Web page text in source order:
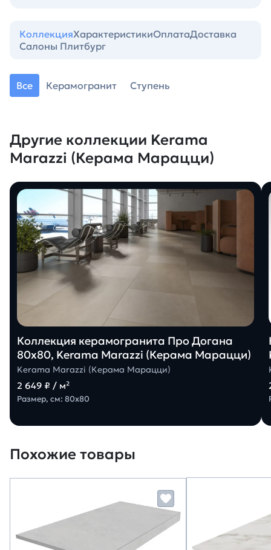
КоллекцияХарактеристикиОплатаДоставка
Салоны Плитбург
Все Керамогранит Ступень
Другие коллекции Kerama
Marazzi (Керама Марацци)
Коллекция керамогранита Про Догана
80х80, Kerama Marazzi (Керама Марацци)
Kerama Marazzi (Керама Марацци)
2 649 ₽ / м²
Размер, см: 80х80
Похожие товары